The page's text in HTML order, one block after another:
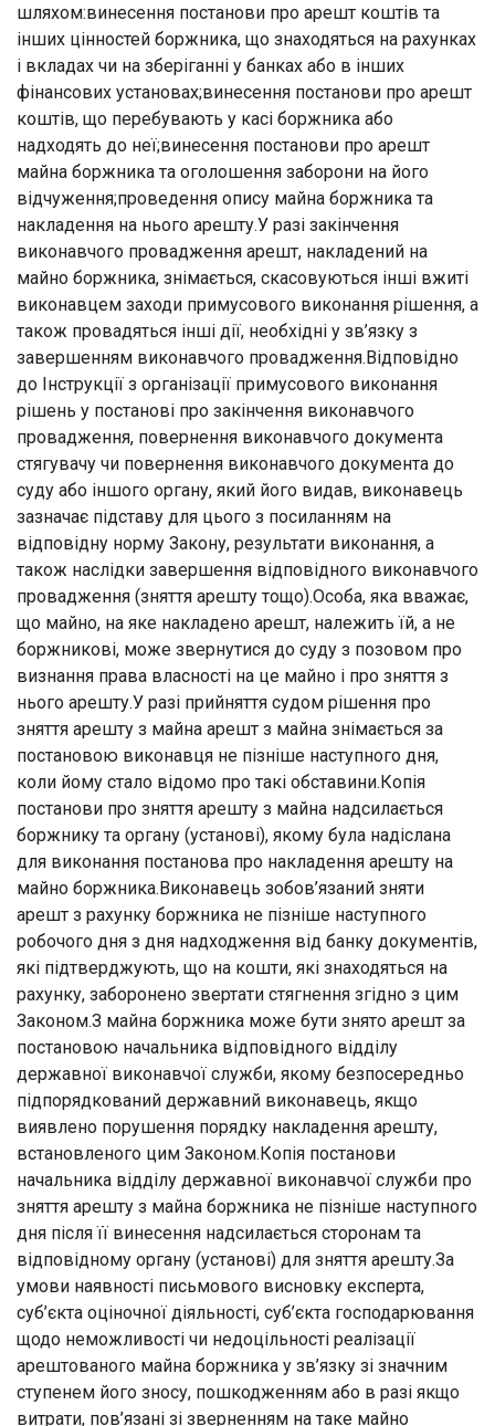
шляхом:винесення постанови про арешт коштів та
інших цінностей боржника, що знаходяться на рахунках
і вкладах чи на зберіганні у банках або в інших
фінансових установах;винесення постанови про арешт
коштів, що перебувають у касі боржника або
надходять до неї;винесення постанови про арешт
майна боржника та оголошення заборони на його
відчуження;проведення опису майна боржника та
накладення на нього арешту.У разі закінчення
виконавчого провадження арешт, накладений на
майно боржника, знімається, скасовуються інші вжиті
виконавцем заходи примусового виконання рішення, а
також провадяться інші дії, необхідні у зв’язку з
завершенням виконавчого провадження.Відповідно
до Інструкції з організації примусового виконання
рішень у постанові про закінчення виконавчого
провадження, повернення виконавчого документа
стягувачу чи повернення виконавчого документа до
суду або іншого органу, який його видав, виконавець
зазначає підставу для цього з посиланням на
відповідну норму Закону, результати виконання, а
також наслідки завершення відповідного виконавчого
провадження (зняття арешту тощо).Особа, яка вважає,
що майно, на яке накладено арешт, належить їй, а не
боржникові, може звернутися до суду з позовом про
визнання права власності на це майно і про зняття з
нього арешту.У разі прийняття судом рішення про
зняття арешту з майна арешт з майна знімається за
постановою виконавця не пізніше наступного дня,
коли йому стало відомо про такі обставини.Копія
постанови про зняття арешту з майна надсилається
боржнику та органу (установі), якому була надіслана
для виконання постанова про накладення арешту на
майно боржника.Виконавець зобов’язаний зняти
арешт з рахунку боржника не пізніше наступного
робочого дня з дня надходження від банку документів,
які підтверджують, що на кошти, які знаходяться на
рахунку, заборонено звертати стягнення згідно з цим
Законом.З майна боржника може бути знято арешт за
постановою начальника відповідного відділу
державної виконавчої служби, якому безпосередньо
підпорядкований державний виконавець, якщо
виявлено порушення порядку накладення арешту,
встановленого цим Законом.Копія постанови
начальника відділу державної виконавчої служби про
зняття арешту з майна боржника не пізніше наступного
дня після її винесення надсилається сторонам та
відповідному органу (установі) для зняття арешту.За
умови наявності письмового висновку експерта,
суб’єкта оціночної діяльності, суб’єкта господарювання
щодо неможливості чи недоцільності реалізації
арештованого майна боржника у зв’язку зі значним
ступенем його зносу, пошкодженням або в разі якщо
витрати, пов’язані зі зверненням на таке майно